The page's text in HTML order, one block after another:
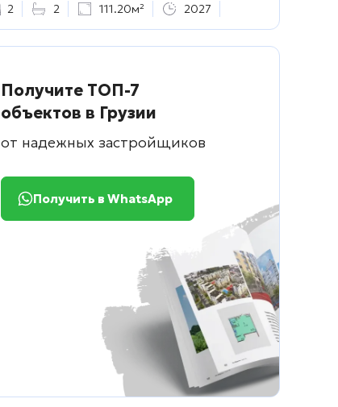
2 2 111.20м² 2027
Получите ТОП-7
объектов в Грузии
от надежных застройщиков
Получить в WhatsApp